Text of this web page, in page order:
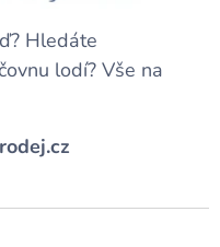
Hledáte
lodí? Vše na